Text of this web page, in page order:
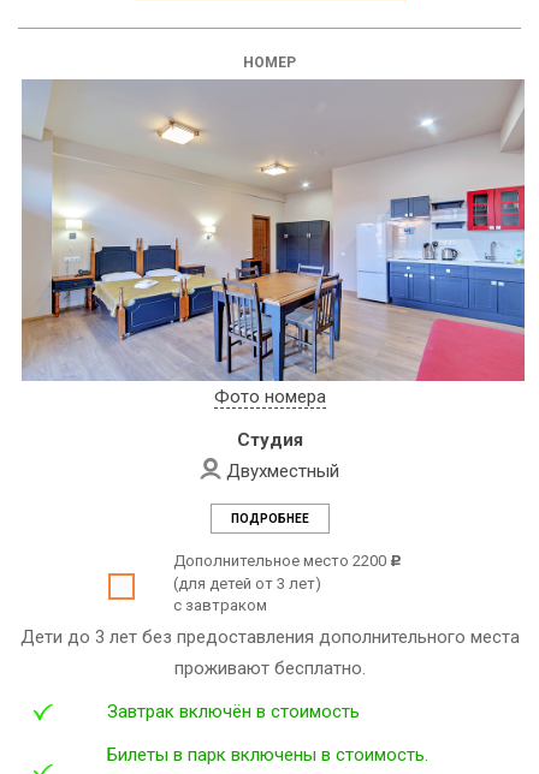
НОМЕР
Фото номера
Студия
Двухместный
ПОДРОБНЕЕ
Дополнительное место 2200 c
(для детей от 3 лет)
с завтраком
Дети до 3 лет без предоставления дополнительного места
проживают бесплатно.
Завтрак включён в стоимость
Билеты в парк включены в стоимость.